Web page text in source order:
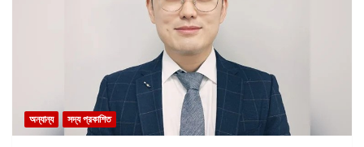
অন্যান্য সদ্য প্রকাশিত